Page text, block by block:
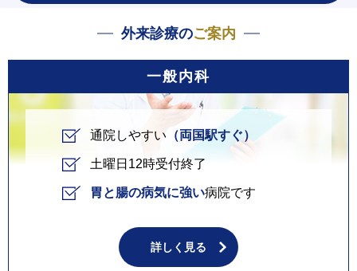
外来診療のご案内
一般内科
通院しやすい （両国駅すぐ）
土曜日12時受付終了
胃と腸の病気に強い病院です
詳しく見る